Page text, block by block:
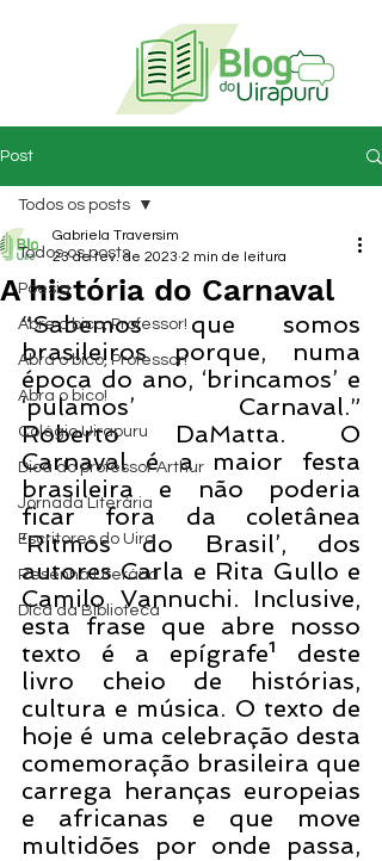
Post
Todos os posts
Poesia
Abre o bico, Professor!
Abra o bico, Professor!
Abra o bico!
Colégio Uirapuru
Dica do professor Arthur
Jornada Literária
Escritores do Uira
Resenha Literária
Dica da Biblioteca
Todos os posts
A história do Carnaval
Gabriela Traversim
23 de fev. de 2023 2 min de leitura
“Sabemos que somos
brasileiros porque, numa
época do ano, ‘brincamos’ e
‘pulamos’ Carnaval.”
Roberto DaMatta. O
Carnaval é a maior festa
brasileira e não poderia
ficar fora da coletânea
‘Ritmos do Brasil’, dos
autores Carla e Rita Gullo e
Camilo Vannuchi. Inclusive,
esta frase que abre nosso
texto é a epígrafe¹ deste
livro cheio de histórias,
cultura e música. O texto de
hoje é uma celebração desta
comemoração brasileira que
carrega heranças europeias
e africanas e que move
multidões por onde passa,